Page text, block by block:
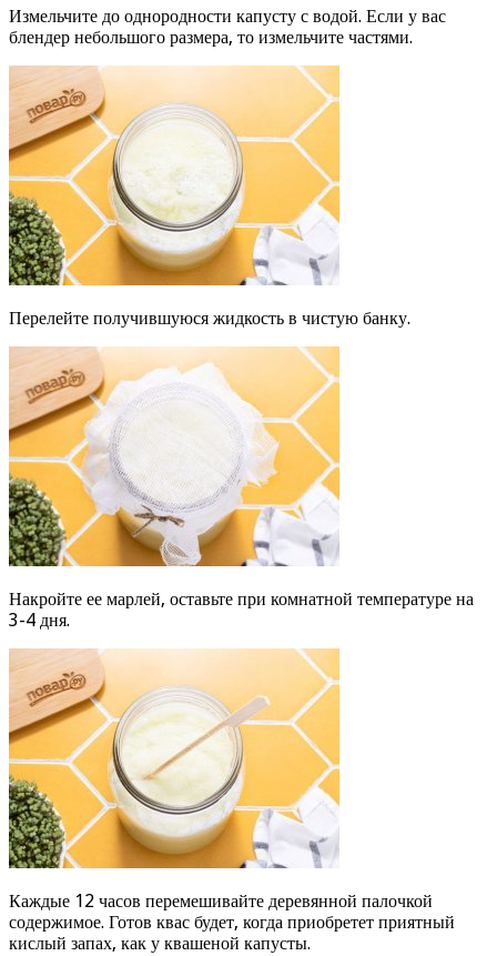
Измельчите до однородности капусту с водой. Если у вас
блендер небольшого размера, то измельчите частями.
Перелейте получившуюся жидкость в чистую банку.
Накройте ее марлей, оставьте при комнатной температуре на
3-4 дня.
Каждые 12 часов перемешивайте деревянной палочкой
содержимое. Готов квас будет, когда приобретет приятный
кислый запах, как у квашеной капусты.